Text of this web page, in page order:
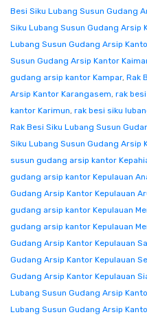
Besi Siku Lubang Susun Gudang
Siku Lubang Susun Gudang Arsip
Lubang Susun Gudang Arsip
Susun Gudang Arsip Kantor
gudang arsip kantor Kampar, Rak
Arsip Kantor Karangasem, rak
kantor Karimun, rak besi siku
Rak Besi Siku Lubang Susun
Siku Lubang Susun Gudang Arsip
susun gudang arsip kantor
gudang arsip kantor Kepulauan
Gudang Arsip Kantor Kepulauan
gudang arsip kantor Kepulauan
gudang arsip kantor Kepulauan
Gudang Arsip Kantor Kepulauan
Gudang Arsip Kantor Kepulauan
Gudang Arsip Kantor Kepulauan
Lubang Susun Gudang Arsip
Lubang Susun Gudang Arsip